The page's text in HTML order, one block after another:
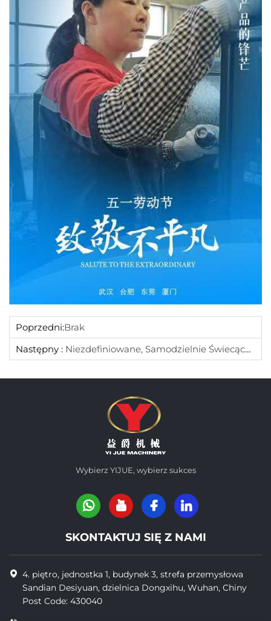
Poprzedni:Brak
Następny : Niezdefiniowane, Samodzielnie Świecące - Wydarzenie Yijue W Dzień Międzynarodowego Dnia Kobiet 2025
Wybierz YIJUE, wybierz sukces
SKONTAKTUJ SIĘ Z NAMI
4. piętro, jednostka 1, budynek 3, strefa przemysłowa
Sandian Desiyuan, dzielnica Dongxihu, Wuhan, Chiny
Post Code: 430040